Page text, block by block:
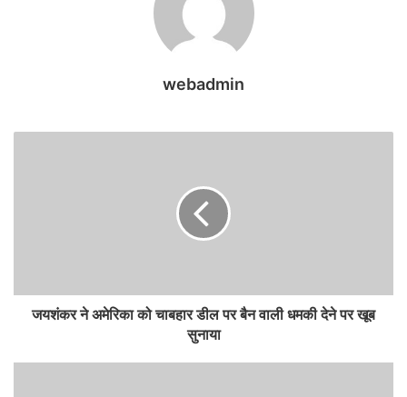
webadmin
जयशंकर ने अमेरिका को चाबहार डील पर बैन वाली धमकी देने पर खूब
सुनाया